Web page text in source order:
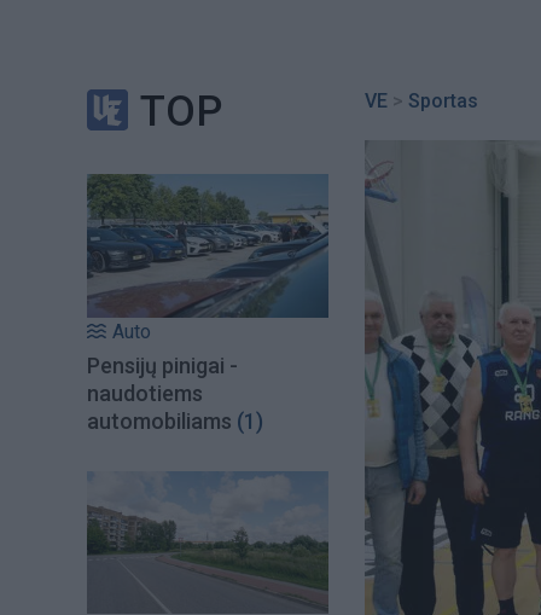
TOP
Auto
Pensijų pinigai -
naudotiems
automobiliams (1)
VE > Sportas